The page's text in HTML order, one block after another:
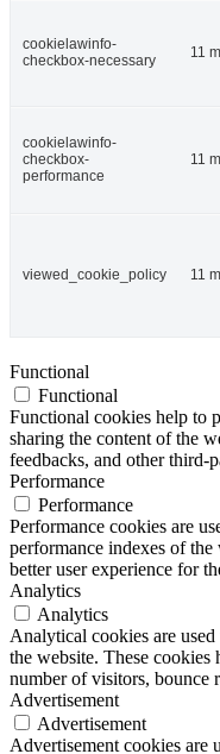
cookielawinfo-
checkbox-necessary
11
cookielawinfo-
checkbox-
performance
11
viewed_cookie_policy 11
Functional
Functional
Functional cookies help to
sharing the content of the
feedbacks, and other third-
Performance
Performance
Performance cookies are
performance indexes of
better user experience for
Analytics
Analytics
Analytical cookies are
the website. These
number of visitors, bounce
Advertisement
Advertisement
Advertisement cookies are